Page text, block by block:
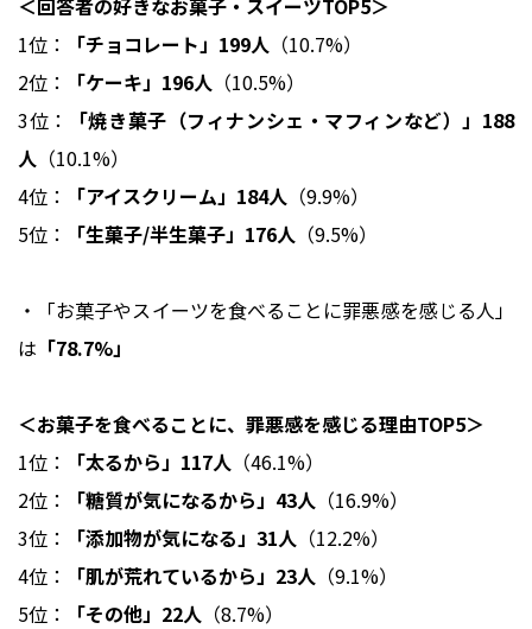
1位：
「チョコレート」199人 （10.7%）
2位：
「ケーキ」196人 （10.5%）
3位：
「焼き菓子（フィナンシェ・マフィンなど）」188
人 （10.1%）
4位：
「アイスクリーム」184人 （9.9%）
5位：
「生菓子/半生菓子」176人 （9.5%）
・「お菓子やスイーツを食べることに罪悪感を感じる人」
は 「78.7%」
＜お菓子を食べることに、罪悪感を感じる理由TOP5＞
1位：
「太るから」117人 （46.1%）
2位：
「糖質が気になるから」43人 （16.9%）
3位：
「添加物が気になる」31人 （12.2%）
4位：
「肌が荒れているから」23人 （9.1%）
5位：
「その他」22人 （8.7%）